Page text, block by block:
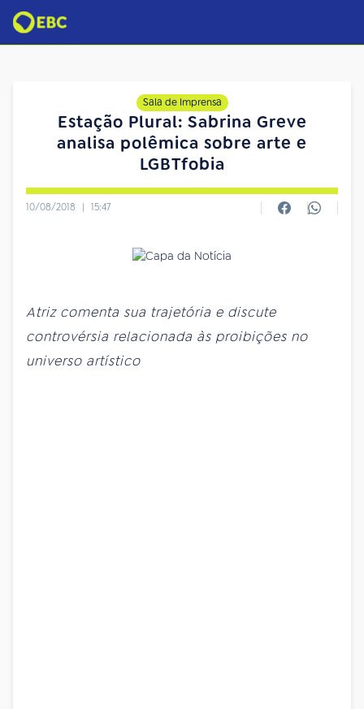
Sala de Imprensa
Estação Plural: Sabrina Greve
analisa polêmica sobre arte e
LGBTfobia
10/08/2018 | 15:47
Atriz comenta sua trajetória e discute
controvérsia relacionada às proibições no
universo artístico